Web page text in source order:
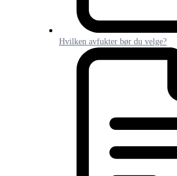
Hvilken avfukter bør du velge?